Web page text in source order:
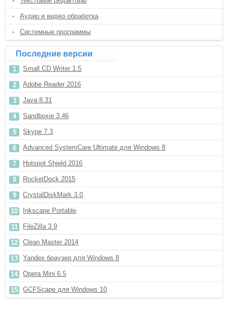
Аудио и видео обработка
Системные программы
Последние версии
Small CD Writer 1.5
Adobe Reader 2016
Java 8.31
Sandboxie 3.46
Skype 7.3
Advanced SystemCare Ultimate для Windows 8
Hotspot Shield 2016
RocketDock 2015
CrystalDiskMark 3.0
Inkscape Portable
FileZilla 3.9
Clean Master 2014
Yandex браузер для Windows 8
Opera Mini 6.5
GCFScape для Windows 10